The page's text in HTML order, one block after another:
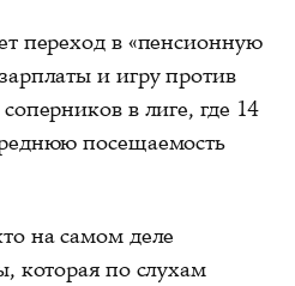
переход в «пенсионную
и игру против
в лиге, где 14
посещаемость
на самом деле
которая по слухам